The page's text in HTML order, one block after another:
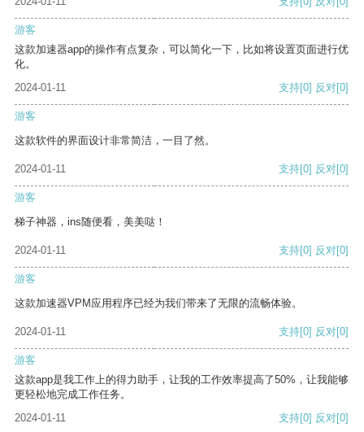
游客
这款加速器app的操作有点复杂，可以简化一下，比如将设置页面进行优
化。
2024-01-11
支持[0] 反对[0]
游客
这款软件的界面设计非常简洁，一目了然。
2024-01-11 支持[0] 反对[0]
游客
梯子神器，ins随便看，美美哒！
2024-01-11 支持[0] 反对[0]
游客
这款加速器VPM应用程序已经为我们带来了无限的流畅体验。
2024-01-11 支持[0] 反对[0]
游客
这款app是我工作上的得力助手，让我的工作效率提高了50%，让我能够
更轻松地完成工作任务。
2024-01-11
支持[0] 反对[0]